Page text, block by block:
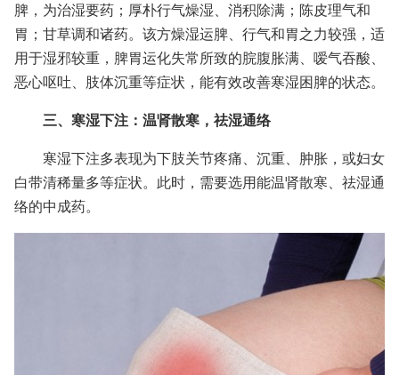
脾，为治湿要药；厚朴行气燥湿、消积除满；陈皮理气和
胃；甘草调和诸药。该方燥湿运脾、行气和胃之力较强，适
用于湿邪较重，脾胃运化失常所致的脘腹胀满、嗳气吞酸、
恶心呕吐、肢体沉重等症状，能有效改善寒湿困脾的状态。
三、寒湿下注：温肾散寒，祛湿通络
寒湿下注多表现为下肢关节疼痛、沉重、肿胀，或妇女
白带清稀量多等症状。此时，需要选用能温肾散寒、祛湿通
络的中成药。